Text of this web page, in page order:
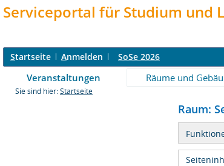
Serviceportal für Studium und
Startseite Anmelden SoSe 2026
Veranstaltungen Räume und
Sie sind hier: Startseite
Raum: